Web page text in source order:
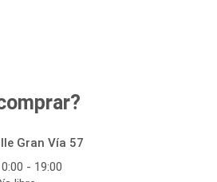
Gran Vía 57
- 19:00